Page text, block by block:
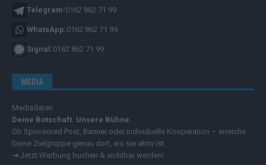
Telegram:0162 862 71 99
WhatsApp:0162 862 71 99
Signal:0162 862 71 99
MEDIA
Mediadaten
Deine Botschaft. Unsere Bühne.
Ob Sponsored Post, Banner oder individuelle Kooperation – erreiche
Deine Zielgruppe genau dort, wo sie aktiv ist.
➔ Jetzt Werbung buchen & sichtbar werden!